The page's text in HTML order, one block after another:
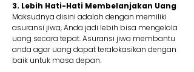
3. Lebih Hati-Hati Membelanjakan Uang
Maksudnya disini adalah dengan memiliki
asuransi jiwa, Anda jadi lebih bisa mengelola
uang secara tepat. Asuransi jiwa membantu
anda agar uang dapat teralokasikan dengan
baik untuk masa depan.